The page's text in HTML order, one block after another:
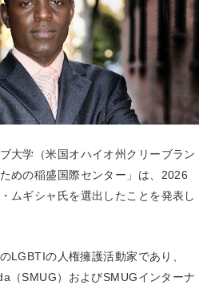
大学（米国オハイオ州クリーブラン
めの稲盛国際センター」は、2026
ムギシャ氏を選出したことを発表し
LGBTIの人権擁護活動家であり、
（SMUG）およびSMUGインターナ